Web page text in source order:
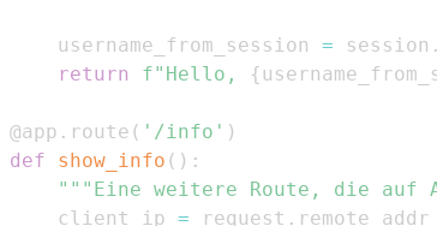
    username_from_session
= session .
return
f"Hello, {
@app . route ( '/info' )
def
show_info ( ) :
"""Eine weitere Route, die auf
    client_ip
= request .